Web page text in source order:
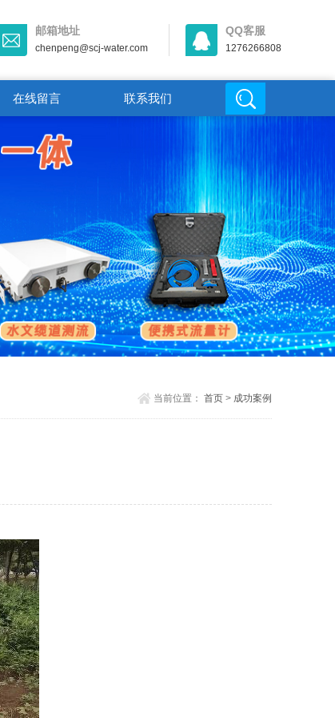
邮箱地址
chenpeng@scj-water.com
QQ客服
1276266808
在线留言 联系我们
当前位置： 首页> 成功案例